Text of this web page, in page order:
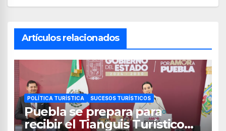
Artículos relacionados
POLÍTICA TURÍSTICA SUCESOS TURÍSTICOS
Puebla se prepara para
recibir el Tianguis Turístico